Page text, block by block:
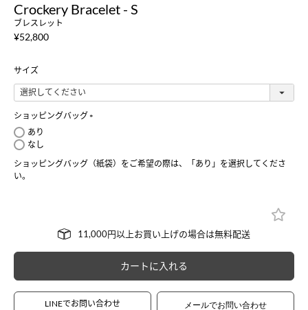
Crockery Bracelet - S
ブレスレット
¥52,800
サイズ
ショッピングバッグ
あり
なし
ショッピングバッグ（紙袋）をご希望の際は、「あり」を選択してくださ
い。
カートに入れる
LINEでお問い合わせ